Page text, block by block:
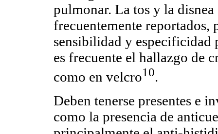
pulmonar. La tos y la disnea
frecuentemente reportados,
sensibilidad y especificidad
es frecuente el hallazgo de
como en velcro10.
Deben tenerse presentes e
como la presencia de